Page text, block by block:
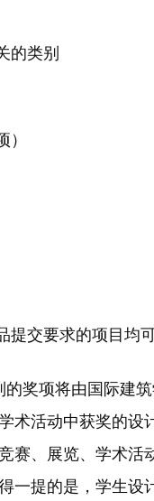
的类别
提交要求的项目均
奖项将由国际建
术活动中获奖的
赛、展览、学术
一提的是，学生